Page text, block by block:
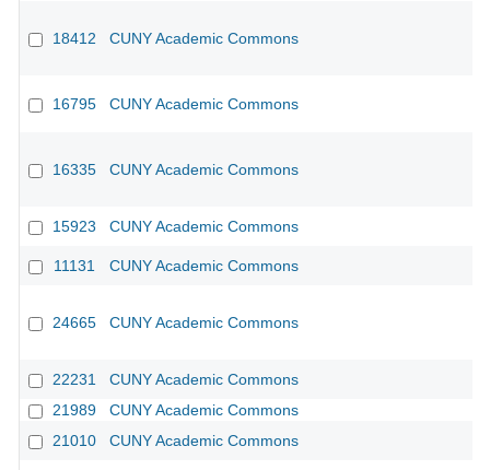
18412 CUNY Academic Commons
16795 CUNY Academic Commons
16335 CUNY Academic Commons
15923 CUNY Academic Commons
11131 CUNY Academic Commons
24665 CUNY Academic Commons
22231 CUNY Academic Commons
21989
CUNY Academic Commons
21010
CUNY Academic Commons